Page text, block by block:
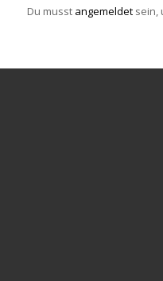
Du musst angemeldetsein,